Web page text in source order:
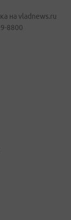
на vladnews.ru
8800